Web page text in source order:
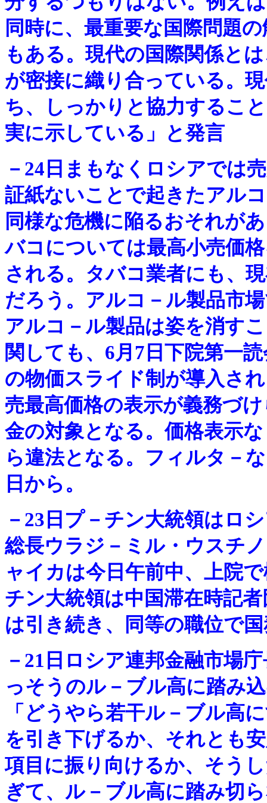
同時に、最重要な国際問題
もある。現代の国際関係と
が密接に織り合っている。
ち、しっかりと協力するこ
実に示している」と発言
－ 24日まもなくロシアでは
証紙ないことで起きたアル
同様な危機に陥るおそれが
バコについては最高小売価
される。タバコ業者にも、
だろう。アルコ－ル製品市
アルコ－ル製品は姿を消す
関しても、6月7日下院第一
の物価スライド制が導入さ
売最高価格の表示が義務づ
金の対象となる。価格表示
ら違法となる。フィルタ－
日から。
－ 23日プ－チン大統領はロ
総長ウラジ－ミル・ウスチ
ャイカは今日午前中、上院
チン大統領は中国滞在時記
は引き続き、同等の職位で
－ 21日ロシア連邦金融市場
っそうのル－ブル高に踏み
「どうやら若干ル－ブル高
を引き下げるか、それとも
項目に振り向けるか、そう
ぎて、ル－ブル高に踏み切